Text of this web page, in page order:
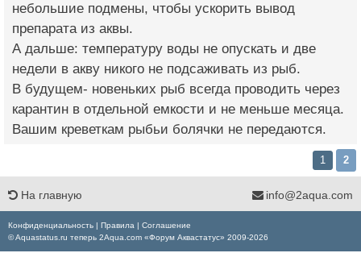
небольшие подмены, чтобы ускорить вывод
препарата из аквы.
А дальше: температуру воды не опускать и две
недели в акву никого не подсаживать из рыб.
В будущем- новеньких рыб всегда проводить через
карантин в отдельной емкости и не меньше месяца.
Вашим креветкам рыбьи болячки не передаются.
1 2
На главную info@2aqua.com
Конфиденциальность | Правила | Соглашение
© Aquastatus.ru теперь 2Aqua.com «Форум Аквастатус» 2009-2026